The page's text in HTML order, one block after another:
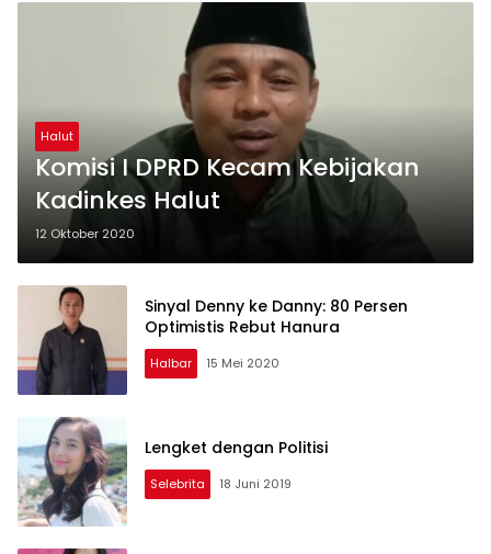
Halut
Komisi I DPRD Kecam Kebijakan
Kadinkes Halut
12 Oktober 2020
Sinyal Denny ke Danny: 80 Persen
Optimistis Rebut Hanura
Halbar 15 Mei 2020
Lengket dengan Politisi
Selebrita 18 Juni 2019